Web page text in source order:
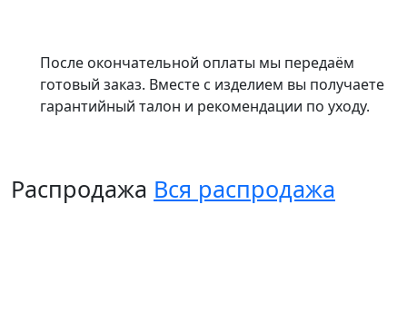
После окончательной оплаты мы передаём
готовый заказ. Вместе с изделием вы получаете
гарантийный талон и рекомендации по уходу.
Распродажа Вся распродажа